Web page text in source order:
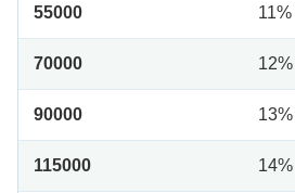
55000 11%
70000 12%
90000 13%
115000 14%